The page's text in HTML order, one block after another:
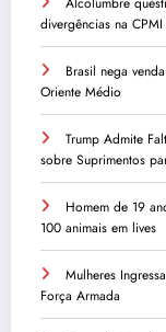
divergências na
Brasil nega
Oriente Médio
Trump Admite
sobre Suprimentos
Homem de 19
100 animais em lives
Mulheres
Força Armada